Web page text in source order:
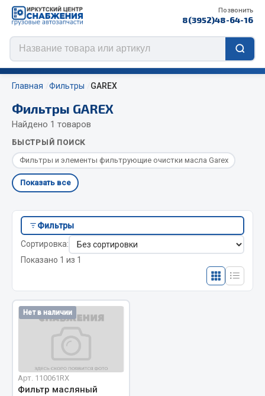
Позвонить
8(3952)48-64-16
Цепи противоскольжения
ЦЕПИ РОССИЯ
ЦЕПИ BOHU (Китай)
Изготовление цепей на колеса BOHU
Весь раздел
Автономные воздушные отопители
Жидкостные подогреватели
Весь раздел
Главная Фильтры GAREX
Фильтры GAREX
Найдено 1 товаров
БЫСТРЫЙ ПОИСК
Фильтры и элементы фильтрующие очистки масла Garex
Показать все
Фильтры
Сортировка:
Показано 1 из 1
Нет в наличии
Арт. 110061RX
Фильтр масляный